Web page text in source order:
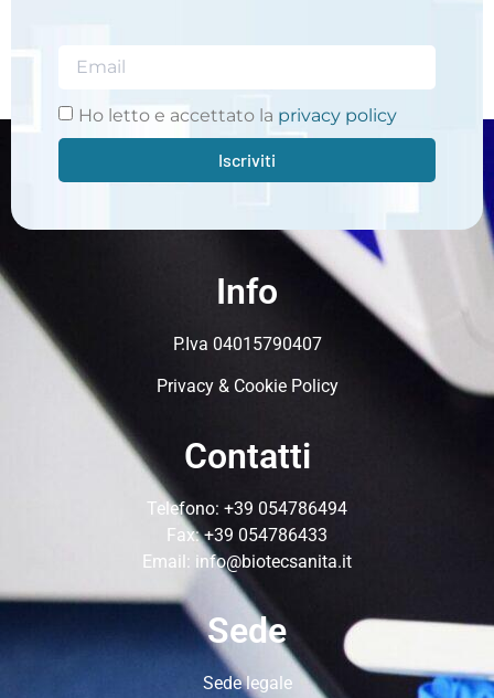
Ho letto e accettato la privacy policy
Iscriviti
Info
P.Iva 04015790407
Privacy & Cookie Policy
Contatti
Telefono: +39 054786494
Fax: +39 054786433
Email: info@biotecsanita.it
Sede
Sede legale